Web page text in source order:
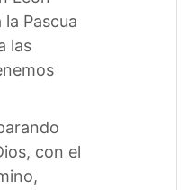
Pascua
las
con el